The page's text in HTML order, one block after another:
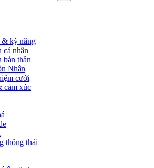
& kỹ năng
cá nhân
bản thân
Nhân
cưới
cảm xúc
thông thái